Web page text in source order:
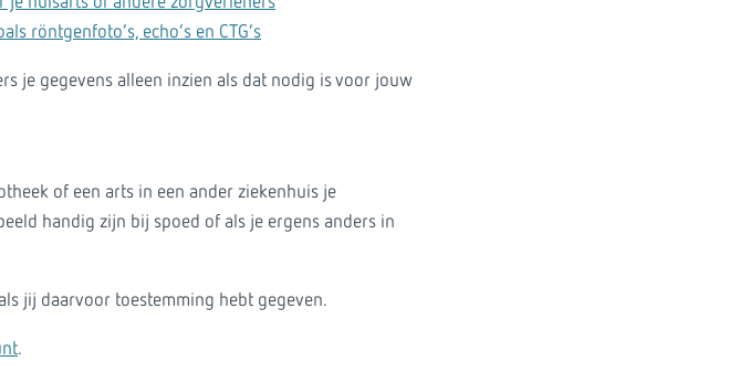
röntgenfoto’s, echo’s en CTG’s
je gegevens alleen inzien als dat nodig is voor jouw
of een arts in een ander ziekenhuis je
handig zijn bij spoed of als je ergens anders in
jij daarvoor toestemming hebt gegeven.
.